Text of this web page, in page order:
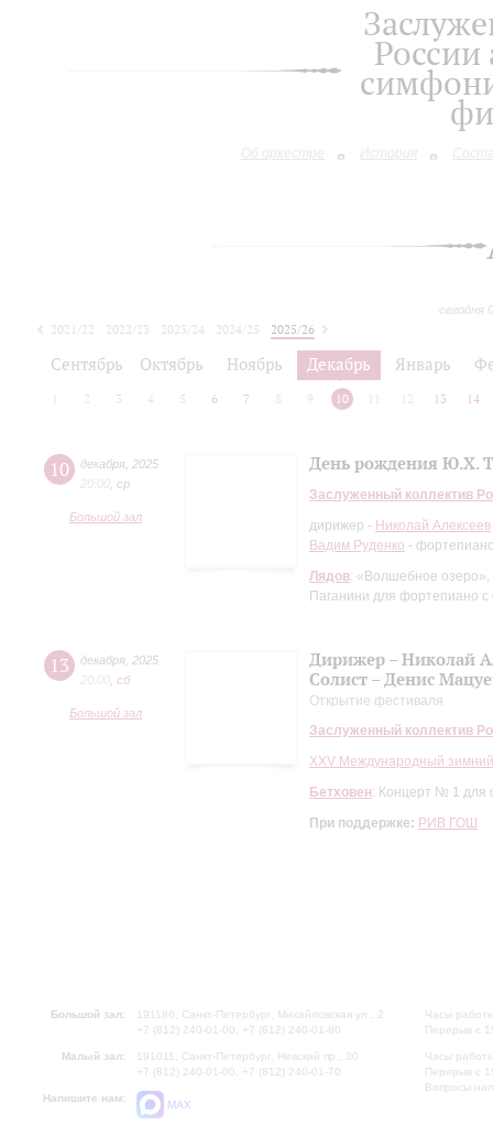
Об оркестре История
сегодня
2021/22 2022/23 2023/24 2024/25
2025/26
Сентябрь Октябрь Ноябрь Декабрь Январь
2 3 4 5 6 7 8 9 10 12 13 14
10 декабря 2025
20:00 ср
Большой зал
День рождения Ю.Х.
Заслуженный коллектив
дирижер - Николай Алексеев
Вадим Руденко -
Лядов: «Волшебное озеро»,
Паганини для фортепиано с
13 декабря 2025
20:00 сб
Большой зал
Дирижер – Николай
Солист – Денис
Открытие фестиваля
Заслуженный коллектив
XXV Международный
Бетховен: Концерт № 1 для
При поддержке: РИВ ГОШ
Большой зал:
191186, Санкт-Петербург, Михайловская ул., 2
+7 (812) 240-01-00, +7 (812) 240-01-80
Малый зал:
191011, Санкт-Петербург, Невский пр., 30
+7 (812) 240-01-00, +7 (812) 240-01-70
Напишите нам:
MAX
Часы
Перерыв с
Часы
Перерыв с
Вопросы